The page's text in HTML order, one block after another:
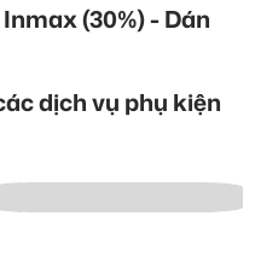
(30%) - Dán
dịch vụ phụ kiện